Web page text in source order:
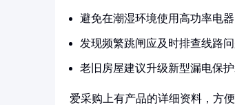
避免在潮湿环境使用高功率电器
发现频繁跳闸应及时排查线路
老旧房屋建议升级新型漏电保
爱采购上有产品的详细资料，方